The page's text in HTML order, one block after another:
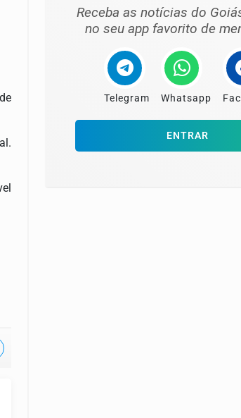
Receba as notícias do
no seu app favorito de
Telegram Whatsapp
ENTRAR